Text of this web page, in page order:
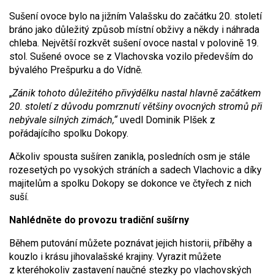
Sušení ovoce bylo na jižním Valašsku do začátku 20. století
bráno jako důležitý způsob místní obživy a někdy i náhrada
chleba. Největší rozkvět sušení ovoce nastal v polovině 19.
stol. Sušené ovoce se z Vlachovska vozilo především do
bývalého Prešpurku a do Vídně.
„Zánik tohoto důležitého přivýdělku nastal hlavně začátkem
20. století z důvodu pomrznutí většiny ovocných stromů při
nebývale silných zimách,“uvedl Dominik Plšek z
pořádajícího spolku Dokopy.
Ačkoliv spousta sušíren zanikla, posledních osm je stále
rozesetých po vysokých stráních a sadech Vlachovic a díky
majitelům a spolku Dokopy se dokonce ve čtyřech z nich
suší.
Nahlédněte do provozu tradiční sušírny
Během putování můžete poznávat jejich historii, příběhy a
kouzlo i krásu jihovalašské krajiny. Vyrazit můžete
z kteréhokoliv zastavení naučné stezky po vlachovských